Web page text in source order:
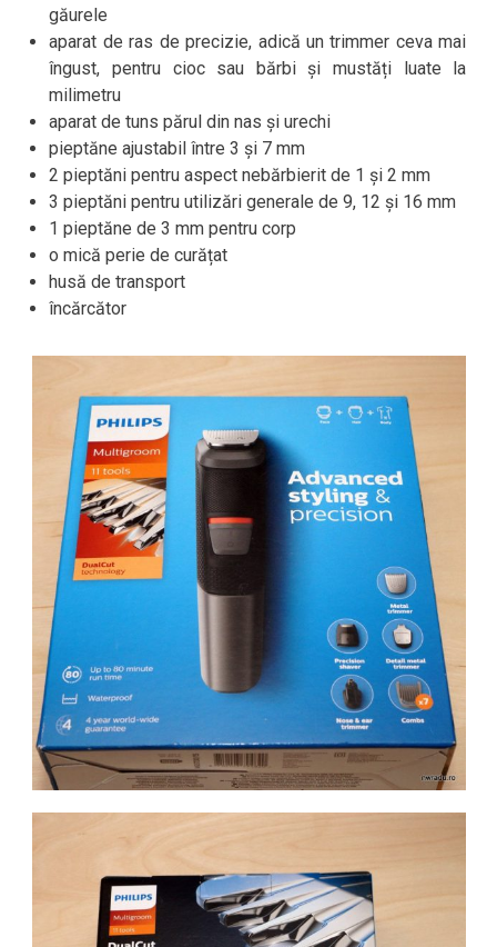
găurele
aparat de ras de precizie, adică un trimmer ceva mai
îngust, pentru cioc sau bărbi și mustăți luate la
milimetru
aparat de tuns părul din nas și urechi
pieptăne ajustabil între 3 și 7 mm
2 pieptăni pentru aspect nebărbierit de 1 și 2 mm
3 pieptăni pentru utilizări generale de 9, 12 și 16 mm
1 pieptăne de 3 mm pentru corp
o mică perie de curățat
husă de transport
încărcător